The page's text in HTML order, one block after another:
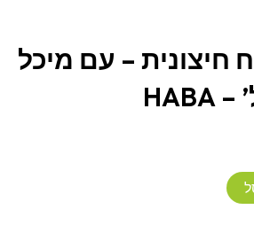
– עם מיכל